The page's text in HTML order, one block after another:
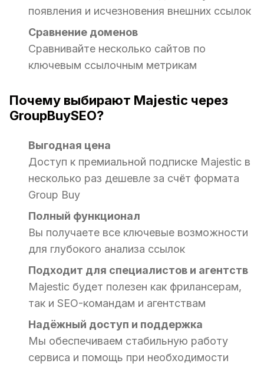
появления и исчезновения внешних ссылок
Сравнение доменов
Сравнивайте несколько сайтов по
ключевым ссылочным метрикам
Почему выбирают Majestic через
GroupBuySEO?
Выгодная цена
Доступ к премиальной подписке Majestic в
несколько раз дешевле за счёт формата
Group Buy
Полный функционал
Вы получаете все ключевые возможности
для глубокого анализа ссылок
Подходит для специалистов и агентств
Majestic будет полезен как фрилансерам,
так и SEO-командам и агентствам
Надёжный доступ и поддержка
Мы обеспечиваем стабильную работу
сервиса и помощь при необходимости